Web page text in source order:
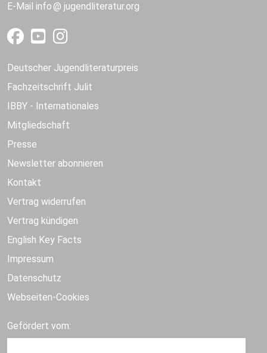
E-Mail info jugendliteratur.org
Deutscher Jugendliteraturpreis
Fachzeitschrift Julit
IBBY - Internationales
Mitgliedschaft
Presse
Newsletter abonnieren
Kontakt
Vertrag widerrufen
Vertrag kündigen
English Key Facts
Impressum
Datenschutz
Webseiten-Cookies
Gefördert vom: